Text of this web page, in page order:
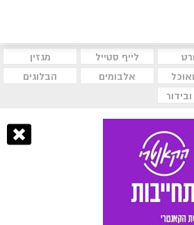
לייף סטייל
מגזין
אלבומים
הבלוגים